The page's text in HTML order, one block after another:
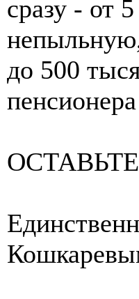
сразу - от
до 500